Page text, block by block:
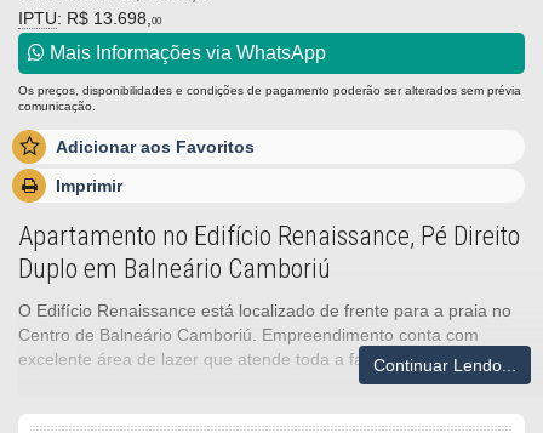
IPTU: R$ 13.698, 00
Mais Informações via WhatsApp
Os preços, disponibilidades e condições de pagamento poderão ser alterados sem prévia
comunicação.
Adicionar aos Favoritos
Imprimir
Apartamento no Edifício Renaissance, Pé Direito
Duplo em Balneário Camboriú
O Edifício Renaissance está localizado de frente para a praia no
Centro de Balneário Camboriú. Empreendimento conta com
excelente área de lazer que atende toda a família.Continuar Lendo...